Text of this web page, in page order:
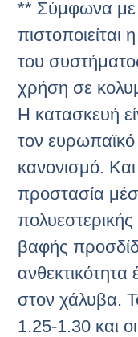
** Σύμφωνα με
πιστοποιείται
του
χρήση σε
Η κατασκευή
τον ευρωπαϊκό
κανονισμό.
προστασία
πολυεστερικής
βαφής
στον χάλυβα.
1.25-1.30 και